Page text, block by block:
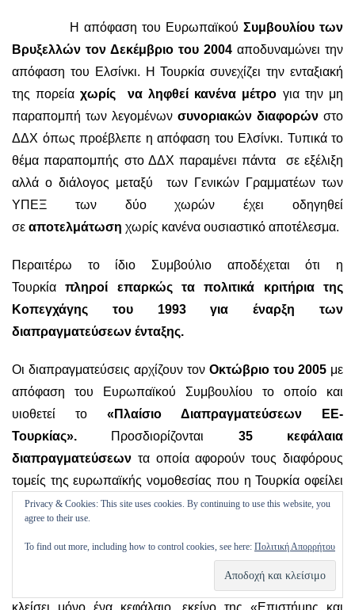
Η απόφαση του Ευρωπαϊκού Συμβουλίου των
Βρυξελλών τον Δεκέμβριο του 2004 αποδυναμώνει την
απόφαση του Ελσίνκι. Η Τουρκία συνεχίζει την ενταξιακή
της πορείαχωρίς να ληφθεί κανένα μέτρο για την μη
παραπομπή των λεγομένων συνοριακών διαφορών στο
ΔΔΧ όπως προέβλεπε η απόφαση του Ελσίνκι. Τυπικά το
θέμα παραπομπής στο ΔΔΧ παραμένει πάντα σε εξέλιξη
αλλά ο διάλογος μεταξύ των Γενικών Γραμματέων των
ΥΠΕΞ των δύο χωρών έχει οδηγηθεί
σε αποτελμάτωση χωρίς κανένα ουσιαστικό αποτέλεσμα.
Περαιτέρω το ίδιο Συμβούλιο αποδέχεται ότι η
Τουρκίαπληροί επαρκώς τα πολιτικά κριτήρια της
Κοπεγχάγης του 1993 για έναρξη των
διαπραγματεύσεων ένταξης.
Οι διαπραγματεύσεις αρχίζουν τον Οκτώβριο του 2005 με
απόφαση του Ευρωπαϊκού Συμβουλίου το οποίο και
υιοθετεί το «Πλαίσιο Διαπραγματεύσεων ΕΕ-
Τουρκίας». Προσδιορίζονται 35 κεφάλαια
διαπραγματεύσεων τα οποία αφορούν τους διαφόρους
τομείς της ευρωπαϊκής νομοθεσίας που η Τουρκία οφείλει
να προσαρμόσει την δική της νομοθεσία αντίστοιχα.
Κάθε κεφάλαιο «ανοίγει»
για διαπραγματεύσεις και κλείνει
αντίστοιχα με απόφαση του Ευρωπαϊκού Συμβουλίου.
Μέχρι τον Ιούνιο του 2006 είχε ανοίξει και προσωρινά
κλείσει μόνο ένα κεφάλαιο, εκείνο της «Επιστήμης και
Privacy & Cookies: This site uses cookies. By continuing to use this website, you
agree to their use.
To find out more, including how to control cookies, see here: Πολιτική Απορρήτου